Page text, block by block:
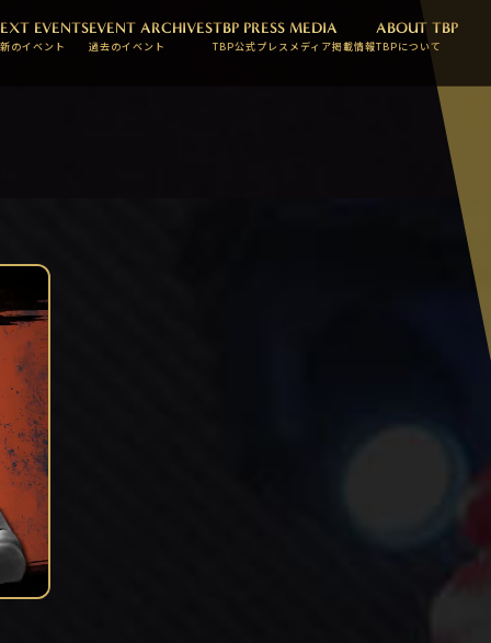
EVENTS
のイベント
EVENT ARCHIVES
過去のイベント
TBP PRESS
TBP公式プレス
MEDIA
メディア掲載情報
ABOUT TBP
TBPについて